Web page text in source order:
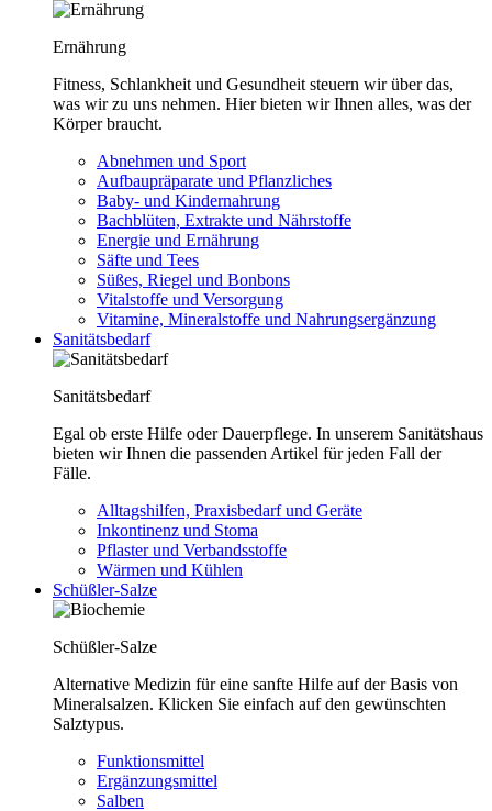
Ernährung
Fitness, Schlankheit und Gesundheit steuern wir über das,
was wir zu uns nehmen. Hier bieten wir Ihnen alles, was der
Körper braucht.
Abnehmen und Sport
Aufbaupräparate und Pflanzliches
Baby- und Kindernahrung
Bachblüten, Extrakte und Nährstoffe
Energie und Ernährung
Säfte und Tees
Süßes, Riegel und Bonbons
Vitalstoffe und Versorgung
Vitamine, Mineralstoffe und Nahrungsergänzung
Sanitätsbedarf
Sanitätsbedarf
Egal ob erste Hilfe oder Dauerpflege. In unserem Sanitätshaus
bieten wir Ihnen die passenden Artikel für jeden Fall der
Fälle.
Alltagshilfen, Praxisbedarf und Geräte
Inkontinenz und Stoma
Pflaster und Verbandsstoffe
Wärmen und Kühlen
Schüßler-Salze
Schüßler-Salze
Alternative Medizin für eine sanfte Hilfe auf der Basis von
Mineralsalzen. Klicken Sie einfach auf den gewünschten
Salztypus.
Funktionsmittel
Ergänzungsmittel
Salben